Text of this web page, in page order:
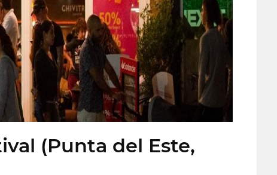
(Punta del Este,